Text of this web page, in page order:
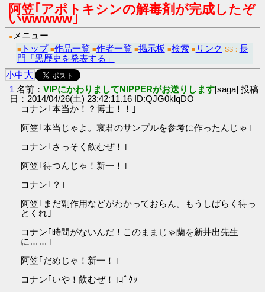
阿笠｢アポトキシンの解毒剤が完成したぞ
いwwwww｣
● メニュー
■ トップ ■作品一覧 ■作者一覧 ■掲示板 ■検索 ■ リンク SS： 長
門「黒歴史を発表する」
小中大
1 名前：VIPにかわりましてNIPPERがお送りします[saga] 投稿
日：2014/04/26(土) 23:42:11.16 ID:QJG0klqDO
コナン｢本当か！？博士！！｣
阿笠｢本当じゃよ。哀君のサンプルを参考に作ったんじゃ｣
コナン｢さっそく飲むぜ！｣
阿笠｢待つんじゃ！新一！｣
コナン｢？｣
阿笠｢まだ副作用などがわかっておらん。もうしばらく待っ
とくれ｣
コナン｢時間がないんだ！このままじゃ蘭を新井出先生
に……｣
阿笠｢だめじゃ！新一！｣
コナン｢いや！飲むぜ！｣ｺﾞｸｯ